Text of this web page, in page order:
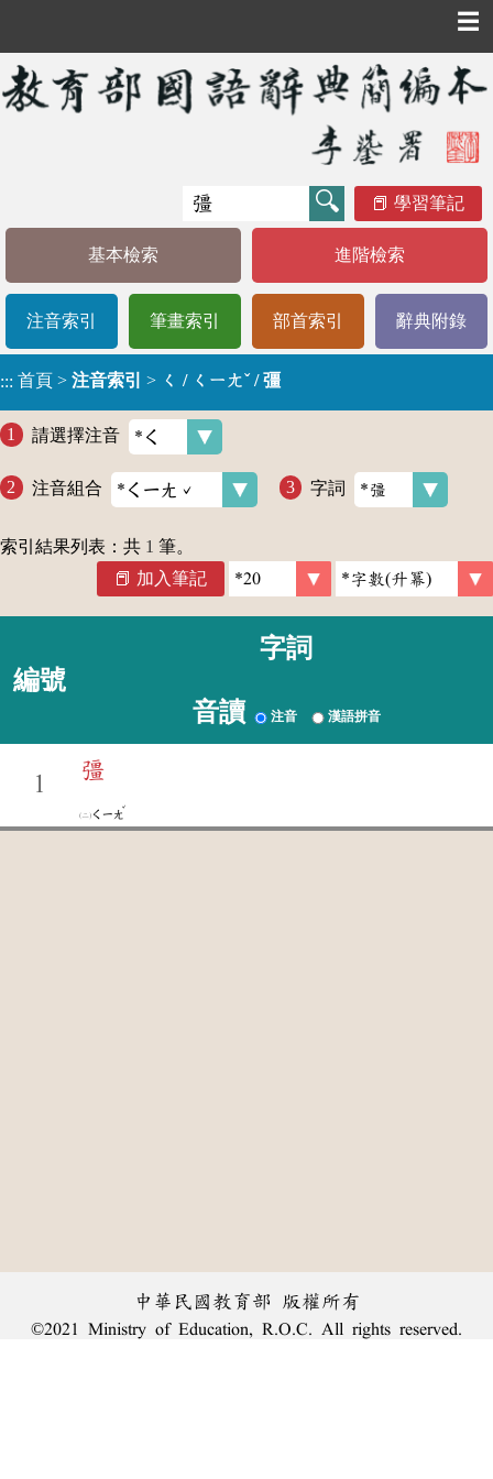
☰
學習筆記
基本檢索 進階檢索
注音索引 筆畫索引 部首索引 辭典附錄
::: 首頁 > 注音索引 > ㄑ / ㄑㄧㄤˇ / 彊
請選擇注音
注音組合 字詞
索引結果列表：共 1 筆。
加入筆記
編號
字詞
音讀 注音 漢語拼音
1
彊
ㄑㄧㄤ
ˇ
中華民國教育部 版權所有
©2021 Ministry of Education, R.O.C. All rights reserved.